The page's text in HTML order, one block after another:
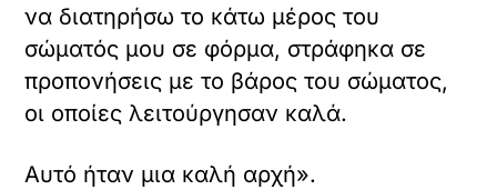
να διατηρήσω το κάτω μέρος του
σώματός μου σε φόρμα, στράφηκα σε
προπονήσεις με το βάρος του σώματος,
οι οποίες λειτούργησαν καλά.
Aυτό ήταν μια καλή αρχή».